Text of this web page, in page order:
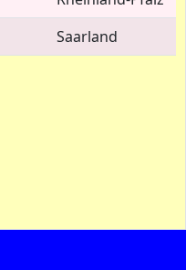
Saarland